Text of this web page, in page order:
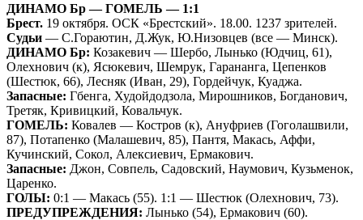
ДИНАМО Бр — ГОМЕЛЬ — 1:1
Брест. 19 октября. ОСК «Брестский». 18.00. 1237 зрителей.
Судьи — С.Гораютин, Д.Жук, Ю.Низовцев (все — Минск).
ДИНАМО Бр: Козакевич — Шербо, Лынько (Юдчиц, 61),
Олехнович (к), Ясюкевич, Шемрук, Гарананга, Цепенков
(Шестюк, 66), Лесняк (Иван, 29), Гордейчук, Куаджа.
Запасные: Гбенга, Худойдодзола, Мирошников, Богданович,
Третяк, Кривицкий, Ковальчук.
ГОМЕЛЬ: Ковалев — Костров (к), Ануфриев (Гоголашвили,
87), Потапенко (Малашевич, 85), Пантя, Макась, Аффи,
Кучинский, Сокол, Алексиевич, Ермакович.
Запасные: Джон, Совпель, Садовский, Наумович, Кузьменок,
Царенко.
ГОЛЫ: 0:1 — Макась (55). 1:1 — Шестюк (Олехнович, 73).
ПРЕДУПРЕЖДЕНИЯ: Лынько (54), Ермакович (60).